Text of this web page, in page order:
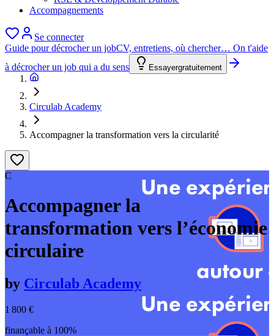
Accompagnements
Se connecter
Guide pour décrocher un jobCV, entretiens, où chercher… On t'aide
à décrocher un job qui a du sens
Essayergratuitement
Circulab Academy
Accompagner la transformation vers la circularité
C
Accompagner la
transformation vers l’économie
circulaire
by Circulab Academy
1 800 €
finançable à 100%